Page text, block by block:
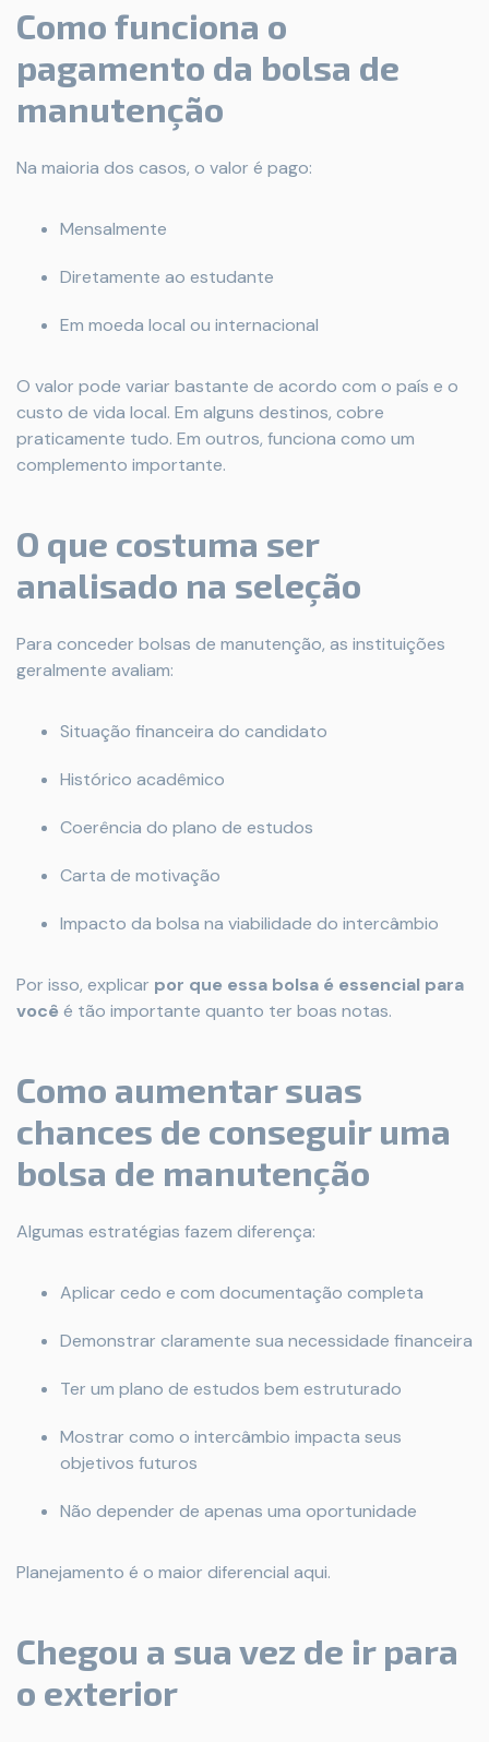
Como funciona o
pagamento da bolsa de
manutenção
Na maioria dos casos, o valor é pago:
Mensalmente
Diretamente ao estudante
Em moeda local ou internacional
O valor pode variar bastante de acordo com o país e o
custo de vida local. Em alguns destinos, cobre
praticamente tudo. Em outros, funciona como um
complemento importante.
O que costuma ser
analisado na seleção
Para conceder bolsas de manutenção, as instituições
geralmente avaliam:
Situação financeira do candidato
Histórico acadêmico
Coerência do plano de estudos
Carta de motivação
Impacto da bolsa na viabilidade do intercâmbio
Por isso, explicar por que essa bolsa é essencial para
você é tão importante quanto ter boas notas.
Como aumentar suas
chances de conseguir uma
bolsa de manutenção
Algumas estratégias fazem diferença:
Aplicar cedo e com documentação completa
Demonstrar claramente sua necessidade financeira
Ter um plano de estudos bem estruturado
Mostrar como o intercâmbio impacta seus
objetivos futuros
Não depender de apenas uma oportunidade
Planejamento é o maior diferencial aqui.
Chegou a sua vez de ir para
o exterior